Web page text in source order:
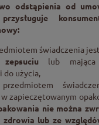
odstąpienia od
świadczenia jest
lub
do użycia,
zapieczętowanym
nie można
zdrowia lub ze